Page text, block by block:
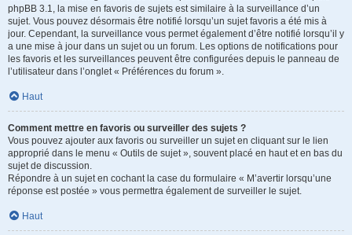
phpBB 3.1, la mise en favoris de sujets est similaire à la surveillance d’un
sujet. Vous pouvez désormais être notifié lorsqu’un sujet favoris a été mis à
jour. Cependant, la surveillance vous permet également d’être notifié lorsqu’il y
a une mise à jour dans un sujet ou un forum. Les options de notifications pour
les favoris et les surveillances peuvent être configurées depuis le panneau de
l’utilisateur dans l’onglet « Préférences du forum ».
Haut
Comment mettre en favoris ou surveiller des sujets ?
Vous pouvez ajouter aux favoris ou surveiller un sujet en cliquant sur le lien
approprié dans le menu « Outils de sujet », souvent placé en haut et en bas du
sujet de discussion.
Répondre à un sujet en cochant la case du formulaire « M’avertir lorsqu’une
réponse est postée » vous permettra également de surveiller le sujet.
Haut